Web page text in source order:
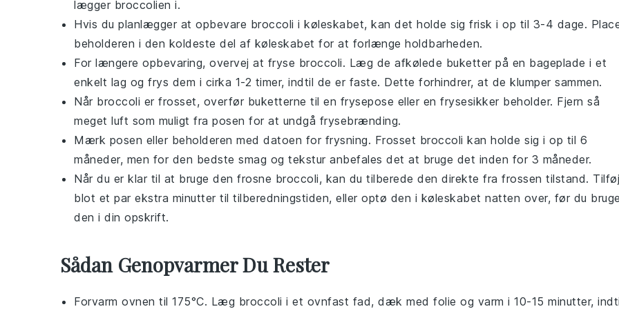
lægger broccolien i.
Hvis du planlægger at opbevare broccoli i køleskabet, kan det holde sig frisk i op til 3-4 dage.
beholderen i den koldeste del af køleskabet for at forlænge holdbarheden.
For længere opbevaring, overvej at fryse broccoli. Læg de afkølede buketter på en bageplade i et
enkelt lag og frys dem i cirka 1-2 timer, indtil de er faste. Dette forhindrer, at de klumper sammen.
Når broccoli er frosset, overfør buketterne til en frysepose eller en frysesikker beholder. Fjern så
meget luft som muligt fra posen for at undgå frysebrænding.
Mærk posen eller beholderen med datoen for frysning. Frosset broccoli kan holde sig i op til 6
måneder, men for den bedste smag og tekstur anbefales det at bruge det inden for 3 måneder.
Når du er klar til at bruge den frosne broccoli, kan du tilberede den direkte fra frossen tilstand. Tilføj
blot et par ekstra minutter til tilberedningstiden, eller optø den i køleskabet natten over, før du
den i din opskrift.
Sådan Genopvarmer Du Rester
Forvarm ovnen til 175°C. Læg broccoli i et ovnfast fad, dæk med folie og varm i 10-15 minutter,